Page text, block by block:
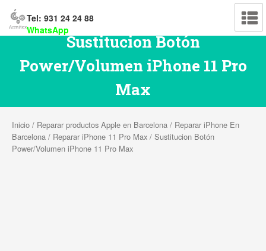
Tel: 931 24 24 88
WhatsApp
Sustitucion Botón
Power/Volumen iPhone 11 Pro
Max
Inicio / Reparar productos Apple en Barcelona / Reparar iPhone En
Barcelona / Reparar iPhone 11 Pro Max / Sustitucion Botón
Power/Volumen iPhone 11 Pro Max